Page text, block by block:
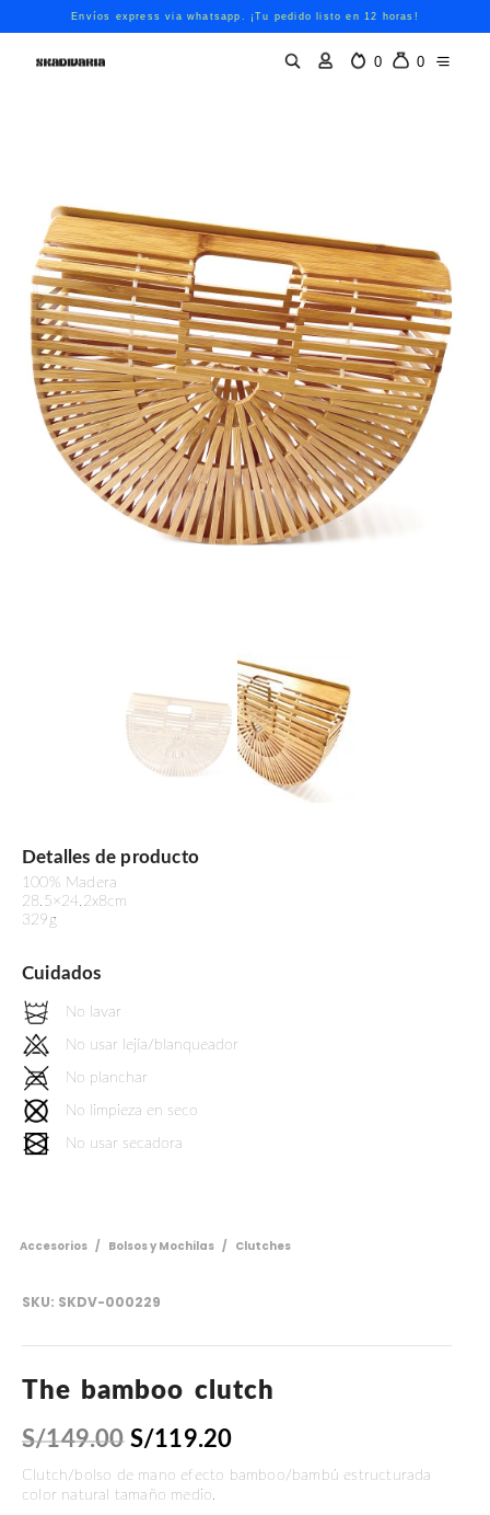
Envíos express via whatsapp. ¡Tu pedido listo en 12 horas!
0 0
Detalles de producto
100% Madera
28.5×24.2x8cm
329g
Cuidados
No lavar
No usar lejía/blanqueador
No planchar
No limpieza en seco
No usar secadora
Accesorios / Bolsos y Mochilas / Clutches
SKU: SKDV-000229
The bamboo clutch
S/149.00 S/119.20
Clutch/bolso de mano efecto bamboo/bambú estructurada
color natural tamaño medio.